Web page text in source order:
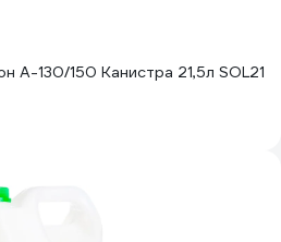
А-130/150 Канистра 21,5л SOL21